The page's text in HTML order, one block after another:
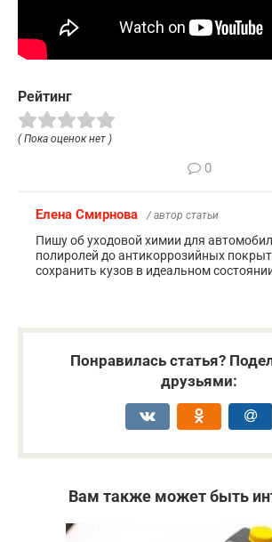
Рейтинг
( Пока оценок нет )
0
Елена Смирнова / автор статьи
Пишу об уходовой химии для
полиролей до антикоррозийных
сохранить кузов в идеальном
Понравилась статья?
друзьями:
Вам также может быть